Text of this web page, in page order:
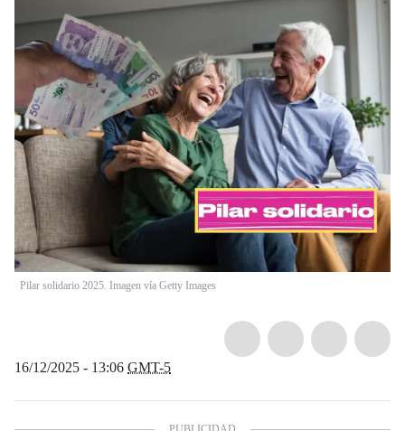
Pilar solidario 2025. Imagen vía Getty Images
16/12/2025 - 13:06 GMT-5